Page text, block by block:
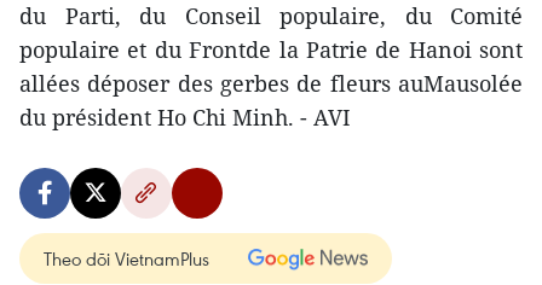
du Parti, du Conseil populaire, du Comité
populaire et du Frontde la Patrie de Hanoi sont
allées déposer des gerbes de fleurs auMausolée
du président Ho Chi Minh. - AVI
Theo dõi VietnamPlus